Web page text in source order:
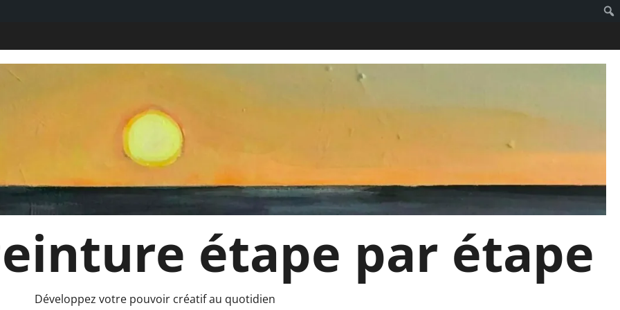
étape par étape
Développez votre pouvoir créatif au quotidien